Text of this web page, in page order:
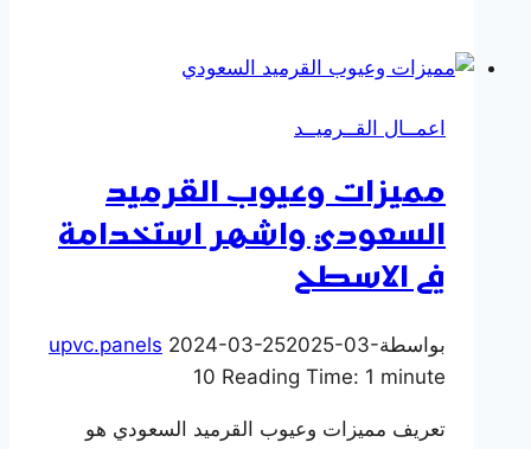
الإيطالي
الاصلي
في
مصر
اعمــال القــرميــد
مميزات وعيوب القرميد
السعودي واشهر استخدامة
في الاسطح
بواسطة upvc.panels 2024-03-252025-03-
10 Reading Time: 1 minute
تعريف مميزات وعيوب القرميد السعودي هو